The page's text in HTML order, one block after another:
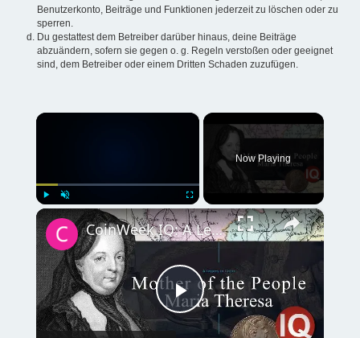
Benutzerkonto, Beiträge und Funktionen jederzeit zu löschen oder zu
sperren.
Du gestattest dem Betreiber darüber hinaus, deine Beiträge
abzuändern, sofern sie gegen o. g. Regeln verstoßen oder geeignet
sind, dem Betreiber oder einem Dritten Schaden zuzufügen.
×
Fullscreen
Now Playing
×
P
CoinWeek IQ: A Legacy in Coins - Maria Theresa - 4K Video